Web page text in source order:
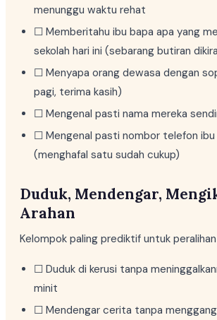
menunggu waktu rehat
☐ Memberitahu ibu bapa apa yang
sekolah hari ini (sebarang butiran
☐ Menyapa orang dewasa dengan
pagi, terima kasih)
☐ Mengenal pasti nama mereka
☐ Mengenal pasti nombor telefon ibu
(menghafal satu sudah cukup)
Duduk, Mendengar,
Arahan
Kelompok paling prediktif untuk peralihan
☐ Duduk di kerusi tanpa
minit
☐ Mendengar cerita tanpa